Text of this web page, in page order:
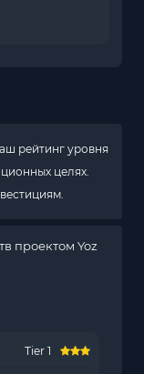
рейтинг уровня
целях.
проектом Yoz
Tier 1